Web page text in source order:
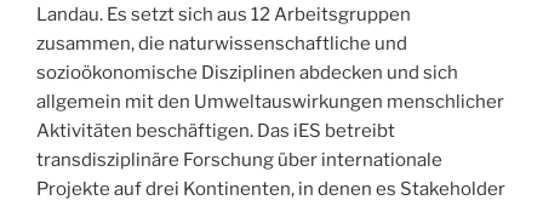
Landau. Es setzt sich aus 12 Arbeitsgruppen
zusammen, die naturwissenschaftliche und
sozioökonomische Disziplinen abdecken und sich
allgemein mit den Umweltauswirkungen menschlicher
Aktivitäten beschäftigen. Das iES betreibt
transdisziplinäre Forschung über internationale
Projekte auf drei Kontinenten, in denen es Stakeholder